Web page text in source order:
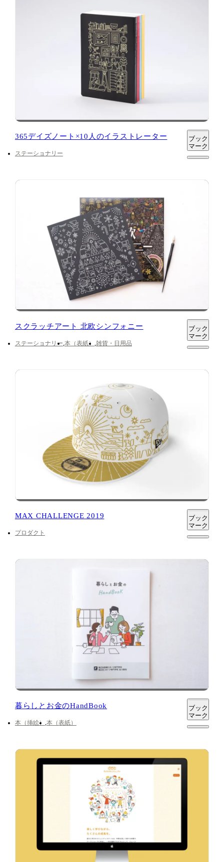
365デイズノート×10人のイラストレーター
ステーショナリー
ブック
マーク
スクラッチアート 北欧シンフォニー
ステーショナリー 本（表紙） 雑貨・日用品
ブック
マーク
MAX CHALLENGE 2019
プロダクト
ブック
マーク
暮らしとお金のHandBook
本（挿絵） 本（表紙）
ブック
マーク